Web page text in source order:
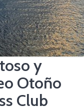
y
Otoño
Club